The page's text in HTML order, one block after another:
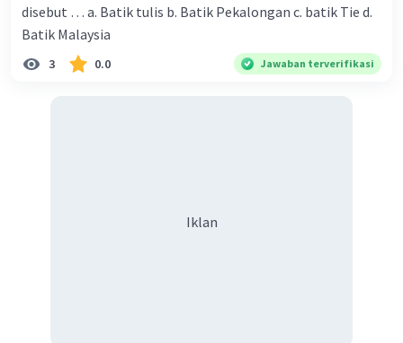
disebut … a. Batik tulis b. Batik Pekalongan c. batik Tie d.
Batik Malaysia
3 0.0 Jawaban terverifikasi
Iklan